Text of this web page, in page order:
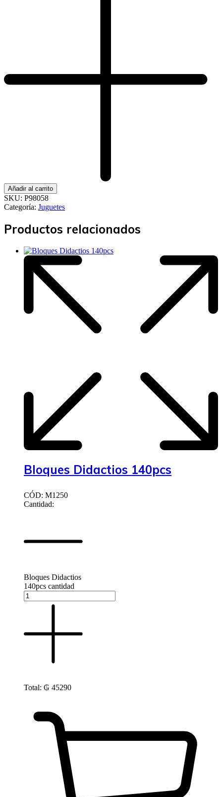
Añadir al carrito
SKU: P98058
Categoría: Juguetes
Productos relacionados
Bloques Didactios 140pcs
CÓD: M1250
Cantidad:
Bloques Didactios
140pcs cantidad
Total: ₲ 45290